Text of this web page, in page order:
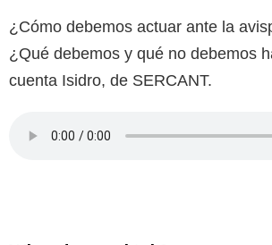
¿Cómo debemos actuar ante la
¿Qué debemos y qué no debemos
cuenta Isidro, de SERCANT.